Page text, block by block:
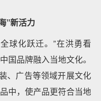
”新活力
球化跃迁。”在洪勇看
国品牌融入当地文化。
、广告等领域开展文化
中，使产品更符合当地